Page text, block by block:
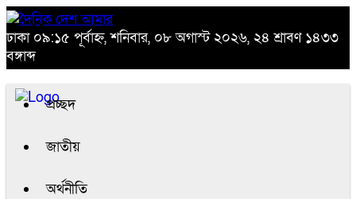
ঢাকা ০৯:১৫ পূর্বাহ্ন, শনিবার, ০৮ অগাস্ট ২০২৬, ২৪ শ্রাবণ ১৪৩৩
বঙ্গাব্দ
প্রচ্ছদ
জাতীয়
অর্থনীতি